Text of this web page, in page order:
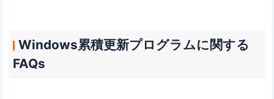
Windows累積更新プログラムに関する
FAQs